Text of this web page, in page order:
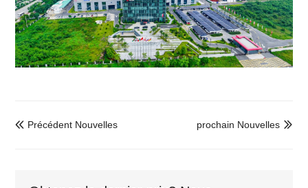
 Précédent Nouvelles 
prochain Nouvelles